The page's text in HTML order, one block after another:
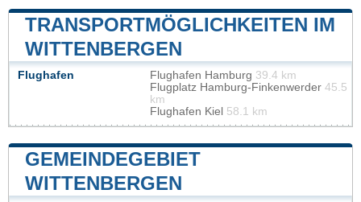
TRANSPORTMÖGLICHKEITEN IM
WITTENBERGEN
Flughafen Flughafen Hamburg 39.4 km
Flugplatz Hamburg-Finkenwerder 45.5
km
Flughafen Kiel 58.1 km
GEMEINDEGEBIET
WITTENBERGEN